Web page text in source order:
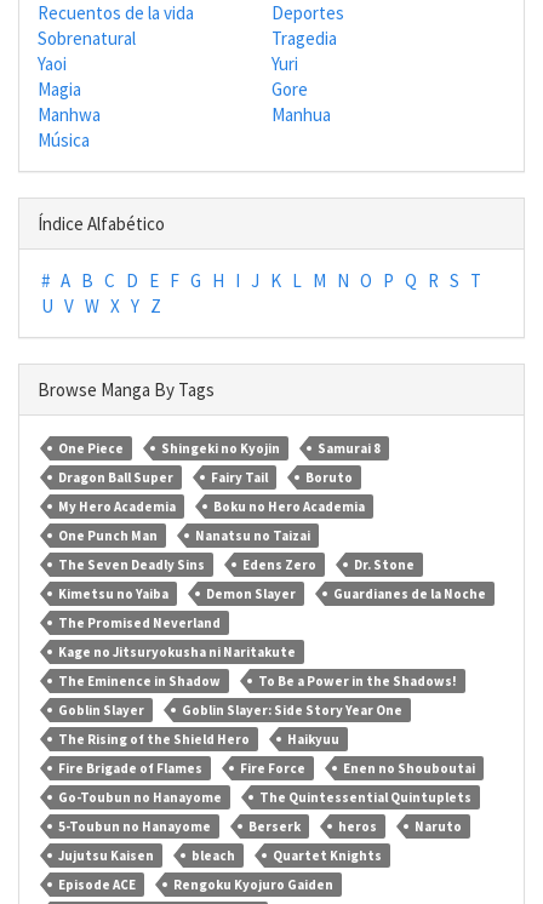
Recuentos de la vida
Deportes
Sobrenatural
Tragedia
Yaoi
Yuri
Magia
Gore
Manhwa
Manhua
Música
Índice Alfabético
# A B C D E F G H I J K L M N O P Q R S T
U V W X Y Z
Browse Manga By Tags
One Piece Shingeki no Kyojin
Samurai 8
Dragon Ball Super
Fairy Tail
Boruto
My Hero Academia
Boku no Hero Academia
One Punch Man
Nanatsu no Taizai
The Seven Deadly Sins
Edens Zero
Dr. Stone
Kimetsu no Yaiba
Demon Slayer
Guardianes de la Noche
The Promised Neverland
Kage no Jitsuryokusha ni Naritakute
The Eminence in Shadow
To Be a Power in the Shadows!
Goblin Slayer
Goblin Slayer: Side Story Year One
The Rising of the Shield Hero
Haikyuu
Fire Brigade of Flames
Fire Force
Enen no Shouboutai
Go-Toubun no Hanayome
The Quintessential Quintuplets
5-Toubun no Hanayome
Berserk heros
Naruto
Jujutsu Kaisen
bleach
Quartet Knights
Episode ACE
Rengoku Kyojuro Gaiden